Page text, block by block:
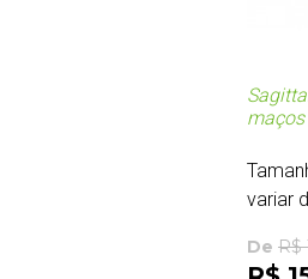
maços
variar
De R$